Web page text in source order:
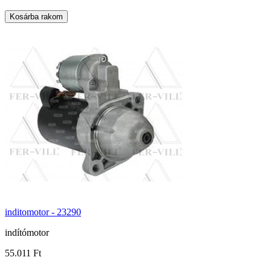
inditomotor - 23290
indítómotor
55.011 Ft